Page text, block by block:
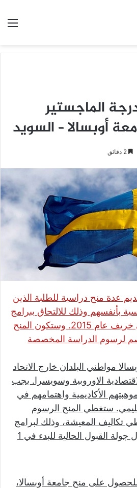
الماجستير
أوبسالا – السويد
عدة منح دراسية للطلبة الذين
بأنفسهم وذلك للالتحاق ببرامج
الماجستير التي تبدأ في خريف عام 2015. وستكون المنح
لرسوم الدراسة المخصصة
مواطني البلدان خارج الاتحاد
الاوروبية وسويسرا. يجب
الأكاديمية واهتمامهم في
ستغطي المنح الرسوم
تكاليف المعيشة، وذلك لبرامج
الماجستير المقدمة خلال جولة القبول الحالية للبدء في 1
على منح جامعة أوبسالا،